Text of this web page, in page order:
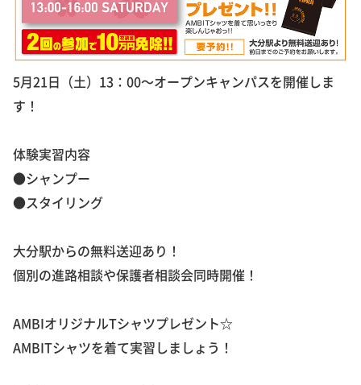
5月21日（土）13：00～オープンキャンパスを開催しま
す！
体験実習内容
●シャンプー
●スタイリング
大分駅からの無料送迎あり！
個別の進路相談や保護者相談会同時開催！
AMBIオリジナルTシャツプレゼント☆
AMBITシャツを着て実習しましょう！